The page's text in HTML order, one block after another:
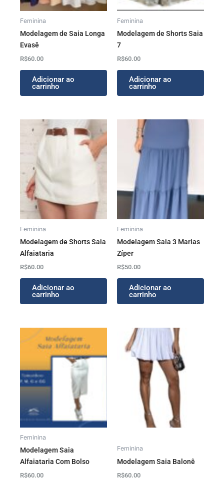
Feminina
Modelagem de Saia Longa
Evasê
R$60.00
Adicionar ao
carrinho
Feminina
Modelagem de Shorts Saia
7
R$60.00
Adicionar ao
carrinho
Feminina
Modelagem de Shorts Saia
Alfaiataria
R$60.00
Adicionar ao
carrinho
Feminina
Modelagem Saia 3 Marias
Zíper
R$50.00
Adicionar ao
carrinho
Feminina
Modelagem Saia
Alfaiataria Com Bolso
R$60.00
Feminina
Modelagem Saia Balonê
R$60.00